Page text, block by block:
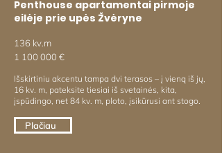
Penthouse apartamentai pirmoje
eilėje prie upės Žvėryne
136 kv.m
1 100 000 €
Išskirtiniu akcentu tampa dvi terasos – į vieną iš jų,
16 kv. m, pateksite tiesiai iš svetainės, kita,
įspūdingo, net 84 kv. m, ploto, įsikūrusi ant stogo.
Plačiau